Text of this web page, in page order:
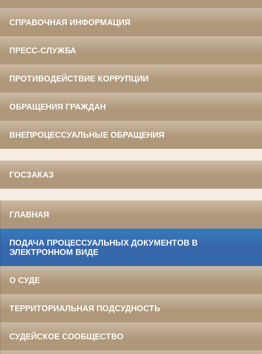
СПРАВОЧНАЯ ИНФОРМАЦИЯ
ПРЕСС-СЛУЖБА
ПРОТИВОДЕЙСТВИЕ КОРРУПЦИИ
ОБРАЩЕНИЯ ГРАЖДАН
ВНЕПРОЦЕССУАЛЬНЫЕ ОБРАЩЕНИЯ
ГОСЗАКАЗ
ГЛАВНАЯ
ПОДАЧА ПРОЦЕССУАЛЬНЫХ ДОКУМЕНТОВ В
ЭЛЕКТРОННОМ ВИДЕ
О СУДЕ
ТЕРРИТОРИАЛЬНАЯ ПОДСУДНОСТЬ
СУДЕЙСКОЕ СООБЩЕСТВО